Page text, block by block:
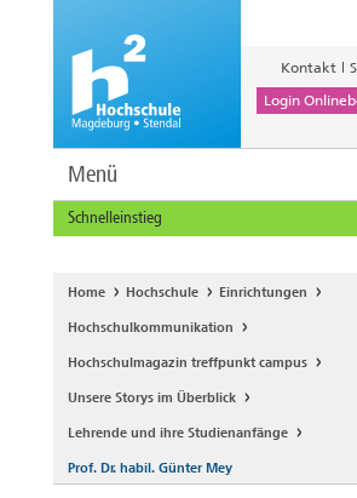
Kontakt
Login
Menü
Schnelleinstieg
Alumni
Unternehmen und Institutionen
Home Hochschule Einrichtungen
Hochschulkommunikation
Hochschulmagazin treffpunkt campus
Unsere Storys im Überblick
Lehrende und ihre Studienanfänge
Prof. Dr. habil. Günter Mey